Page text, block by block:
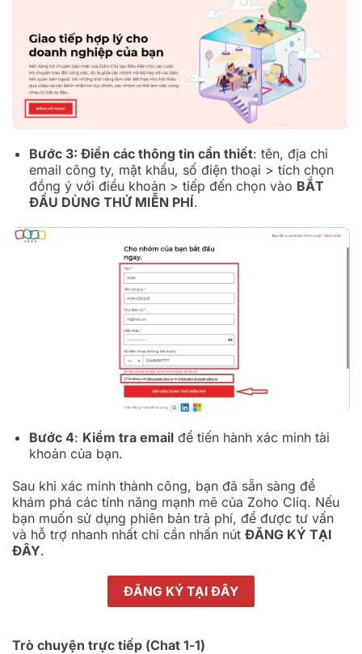
Bước 3: Điền các thông tin cần thiết: tên, địa chỉ
email công ty, mật khẩu, số điện thoại > tích chọn
đồng ý với điều khoản > tiếp đến chọn vào BẮT
ĐẦU DÙNG THỬ MIỄN PHÍ.
Bước 4: Kiểm tra emailđể tiến hành xác minh tài
khoản của bạn.
Sau khi xác minh thành công, bạn đã sẵn sàng để
khám phá các tính năng mạnh mẽ của Zoho Cliq. Nếu
bạn muốn sử dụng phiên bản trả phí, để được tư vấn
và hỗ trợ nhanh nhất chỉ cần nhấn nút ĐĂNG KÝ TẠI
ĐÂY.
ĐĂNG KÝ TẠI ĐÂY
Trò chuyện trực tiếp (Chat 1-1)